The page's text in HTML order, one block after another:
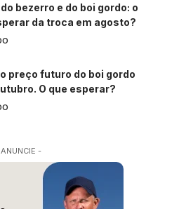
bezerro e do boi gordo: o
da troca em agosto?
preço futuro do boi gordo
O que esperar?
-